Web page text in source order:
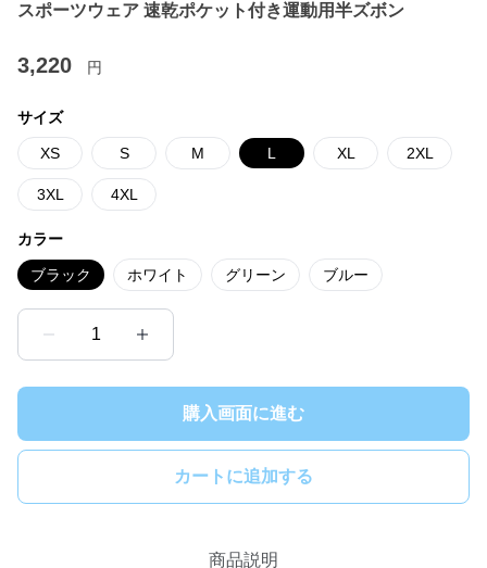
スポーツウェア 速乾ポケット付き運動用半ズボン
3,220 円
サイズ
XS S M L XL 2XL
3XL 4XL
カラー
ブラック ホワイト グリーン ブルー
1
購入画面に進む
カートに追加する
商品説明